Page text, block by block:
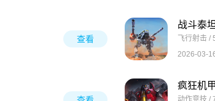
查看
战斗泰
飞行射击 /
2026-03-
疯狂机
动作竞技 /